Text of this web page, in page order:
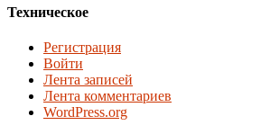
Техническое
Регистрация
Войти
Лента записей
Лента комментариев
WordPress.org